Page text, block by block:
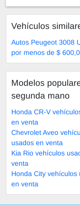
Vehículos
Autos Peugeot 3008
por menos de $
Modelos
segunda mano
Honda CR-V
en venta
Chevrolet Aveo
usados en venta
Kia Rio vehículos
venta
Honda City vehículos
en venta